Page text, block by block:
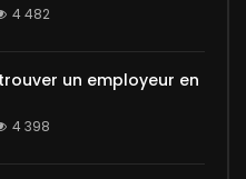
4 482
un employeur en
4 398